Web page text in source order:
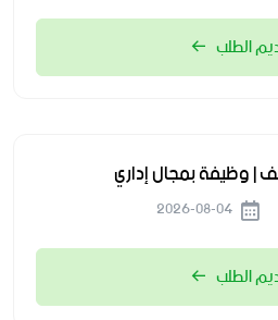
الطلب
| وظيفة بمجال إداري
الطلب